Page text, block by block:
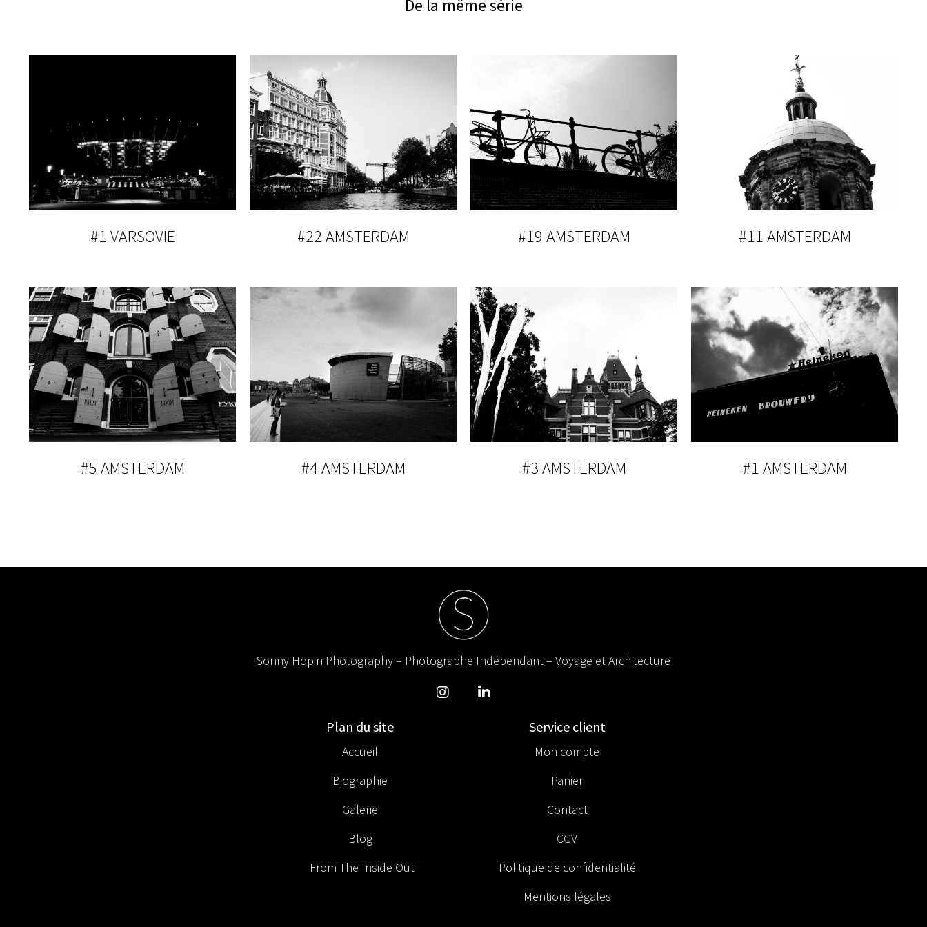
De la même série
#1 VARSOVIE #22 AMSTERDAM #19 AMSTERDAM #11 AMSTERDAM
#5 AMSTERDAM #4 AMSTERDAM #3 AMSTERDAM #1 AMSTERDAM
Sonny Hopin Photography – Photographe Indépendant – Voyage et Architecture
Plan du site
Accueil
Biographie
Galerie
Blog
From The Inside Out
Service client
Mon compte
Panier
Contact
CGV
Politique de confidentialité
Mentions légales